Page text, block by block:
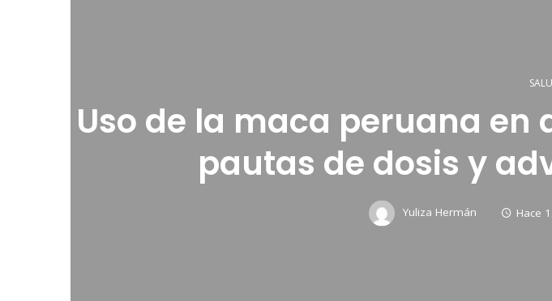
Uso de la maca peruana
pautas de dosis y
Yuliza Hermán Hace